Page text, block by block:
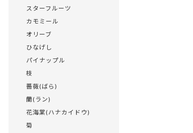
スターフルーツ
カモミール
オリーブ
ひなげし
パイナップル
枝
薔薇(ばら)
蘭(ラン)
花海棠(ハナカイドウ)
菊